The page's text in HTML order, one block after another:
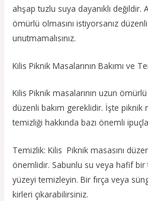
ahşap tuzlu suya dayanıklı değildir.
ömürlü olmasını istiyorsanız
unutmamalısınız.
Kilis Piknik Masalarının Bakımı ve
Kilis Piknik masalarının uzun
düzenli bakım gereklidir. İşte piknik
temizliği hakkında bazı önemli
Temizlik: Kilis Piknik masasını
önemlidir. Sabunlu su veya hafif
yüzeyi temizleyin. Bir fırça veya
kirleri çıkarabilirsiniz.